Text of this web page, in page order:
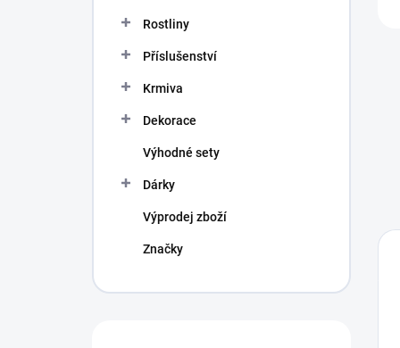
Rostliny
Příslušenství
Krmiva
Dekorace
Výhodné sety
Dárky
Výprodej zboží
Značky